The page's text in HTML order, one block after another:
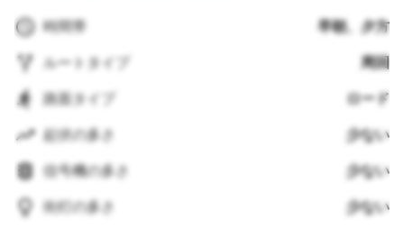
時間帯 早朝、夕方
ルートタイプ 周回
路面タイプ ロード
起伏の多さ 少ない
信号機の多さ 少ない
街灯の多さ 少ない